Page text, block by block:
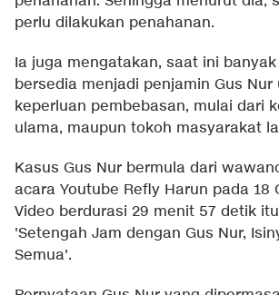
perlu dilakukan penahanan.
Ia juga mengatakan, saat ini
bersedia menjadi penjamin Gus Nur
keperluan pembebasan, mulai dari
ulama, maupun tokoh masyarakat
Kasus Gus Nur bermula dari
acara Youtube Refly Harun pada 18
Video berdurasi 29 menit 57 detik
'Setengah Jam dengan Gus Nur,
Semua'.